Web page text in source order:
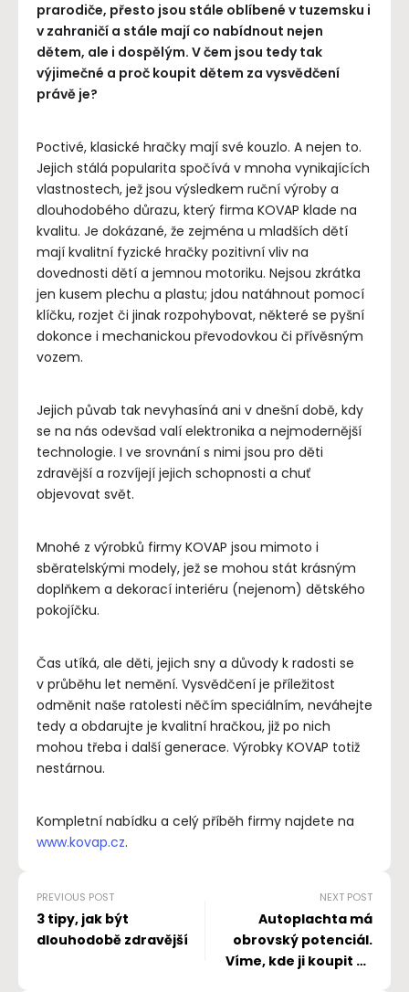
prarodiče, přesto jsou stále oblíbené v tuzemsku i
v zahraničí a stále mají co nabídnout nejen
dětem, ale i dospělým. V čem jsou tedy tak
výjimečné a proč koupit dětem za vysvědčení
právě je?
Poctivé, klasické hračky mají své kouzlo. A nejen to.
Jejich stálá popularita spočívá v mnoha vynikajících
vlastnostech, jež jsou výsledkem ruční výroby a
dlouhodobého důrazu, který firma KOVAP klade na
kvalitu. Je dokázané, že zejména u mladších dětí
mají kvalitní fyzické hračky pozitivní vliv na
dovednosti dětí a jemnou motoriku. Nejsou zkrátka
jen kusem plechu a plastu; jdou natáhnout pomocí
klíčku, rozjet či jinak rozpohybovat, některé se pyšní
dokonce i mechanickou převodovkou či přívěsným
vozem.
Jejich půvab tak nevyhasíná ani v dnešní době, kdy
se na nás odevšad valí elektronika a nejmodernější
technologie. I ve srovnání s nimi jsou pro děti
zdravější a rozvíjejí jejich schopnosti a chuť
objevovat svět.
Mnohé z výrobků firmy KOVAP jsou mimoto i
sběratelskými modely, jež se mohou stát krásným
doplňkem a dekorací interiéru (nejenom) dětského
pokojíčku.
Čas utíká, ale děti, jejich sny a důvody k radosti se
v průběhu let nemění. Vysvědčení je příležitost
odměnit naše ratolesti něčím speciálním, neváhejte
tedy a obdarujte je kvalitní hračkou, již po nich
mohou třeba i další generace. Výrobky KOVAP totiž
nestárnou.
Kompletní nabídku a celý příběh firmy najdete na
www.kovap.cz.
PREVIOUS POST
3 tipy, jak být
dlouhodobě zdravější
NEXT POST
Autoplachta má
obrovský potenciál.
Víme, kde ji koupit za